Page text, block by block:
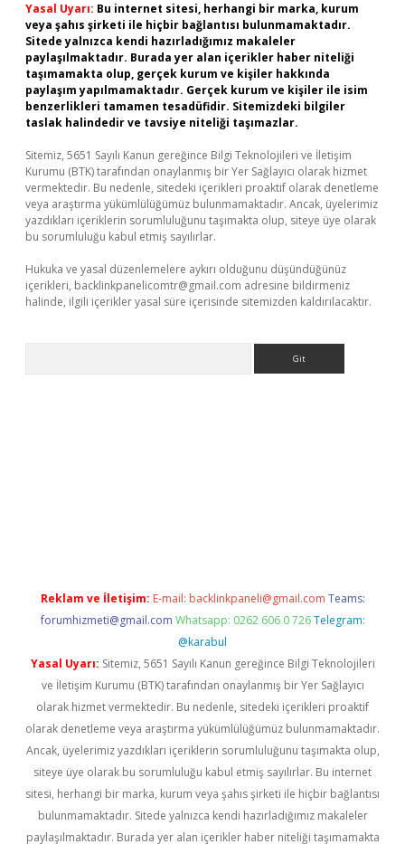
Yasal Uyarı: Bu internet sitesi, herhangi bir marka, kurum
veya şahıs şirketi ile hiçbir bağlantısı bulunmamaktadır.
Sitede yalnızca kendi hazırladığımız makaleler
paylaşılmaktadır. Burada yer alan içerikler haber niteliği
taşımamakta olup, gerçek kurum ve kişiler hakkında
paylaşım yapılmamaktadır. Gerçek kurum ve kişiler ile isim
benzerlikleri tamamen tesadüfidir. Sitemizdeki bilgiler
taslak halindedir ve tavsiye niteliği taşımazlar.
Sitemiz, 5651 Sayılı Kanun gereğince Bilgi Teknolojileri ve İletişim
Kurumu (BTK) tarafından onaylanmış bir Yer Sağlayıcı olarak hizmet
vermektedir. Bu nedenle, sitedeki içerikleri proaktif olarak denetleme
veya araştırma yükümlülüğümüz bulunmamaktadır. Ancak, üyelerimiz
yazdıkları içeriklerin sorumluluğunu taşımakta olup, siteye üye olarak
bu sorumluluğu kabul etmiş sayılırlar.
Hukuka ve yasal düzenlemelere aykırı olduğunu düşündüğünüz
içerikleri, backlinkpanelicomtr@gmail.com adresine bildirmeniz
halinde, ilgili içerikler yasal süre içerisinde sitemizden kaldırılacaktır.
Reklam ve İletişim: E-mail: backlinkpaneli@gmail.com Teams:
forumhizmeti@gmail.com Whatsapp: 0262 606 0 726 Telegram:
@karabul
Yasal Uyarı: Sitemiz, 5651 Sayılı Kanun gereğince Bilgi Teknolojileri
ve İletişim Kurumu (BTK) tarafından onaylanmış bir Yer Sağlayıcı
olarak hizmet vermektedir. Bu nedenle, sitedeki içerikleri proaktif
olarak denetleme veya araştırma yükümlülüğümüz bulunmamaktadır.
Ancak, üyelerimiz yazdıkları içeriklerin sorumluluğunu taşımakta olup,
siteye üye olarak bu sorumluluğu kabul etmiş sayılırlar. Bu internet
sitesi, herhangi bir marka, kurum veya şahıs şirketi ile hiçbir bağlantısı
bulunmamaktadır. Sitede yalnızca kendi hazırladığımız makaleler
paylaşılmaktadır. Burada yer alan içerikler haber niteliği taşımamakta